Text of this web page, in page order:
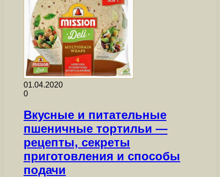
01.04.2020
0
Вкусные и питательные
пшеничные тортильи —
рецепты, секреты
приготовления и способы
подачи